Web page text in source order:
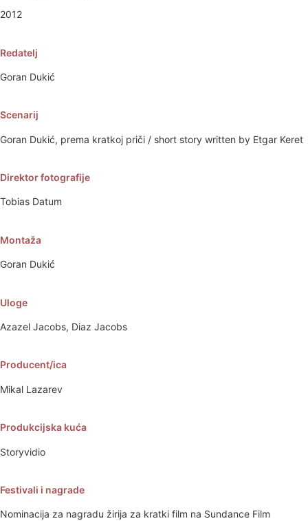
2012
Redatelj
Goran Dukić
Scenarij
Goran Dukić, prema kratkoj priči / short story written by Etgar Keret
Direktor fotografije
Tobias Datum
Montaža
Goran Dukić
Uloge
Azazel Jacobs, Diaz Jacobs
Producent/ica
Mikal Lazarev
Produkcijska kuća
Storyvidio
Festivali i nagrade
Nominacija za nagradu žirija za kratki film na Sundance Film